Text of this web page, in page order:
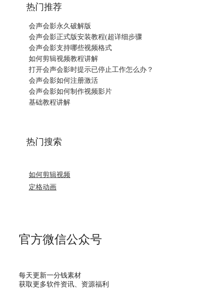
热门推荐
会声会影永久破解版
会声会影正式版安装教程(超详细步骤
会声会影支持哪些视频格式
如何剪辑视频教程讲解
打开会声会影时提示已停止工作怎么办？
会声会影如何注册激活
会声会影如何制作视频影片
基础教程讲解
热门搜索
如何剪辑视频
定格动画
官方微信公众号
每天更新一分钱素材
获取更多软件资讯、资源福利